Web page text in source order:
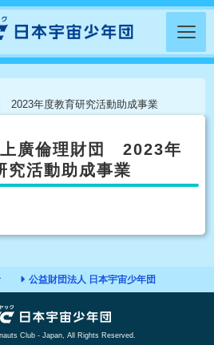
2023年度教育研究活動助成事業
廣倫理財団 2023年
究活動助成事業
公益財団法人 日本宇宙少年団
Club - Japan, All Rights Reserved.